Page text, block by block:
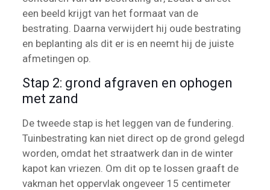
een beeld krijgt van het formaat van de
bestrating. Daarna verwijdert hij oude bestrating
en beplanting als dit er is en neemt hij de juiste
afmetingen op.
Stap 2: grond afgraven en ophogen
met zand
De tweede stap is het leggen van de fundering.
Tuinbestrating kan niet direct op de grond gelegd
worden, omdat het straatwerk dan in de winter
kapot kan vriezen. Om dit op te lossen graaft de
vakman het oppervlak ongeveer 15 centimeter